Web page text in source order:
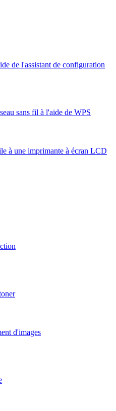
de l'assistant de configuration
sans fil à l'aide de WPS
à une imprimante à écran LCD
d'images